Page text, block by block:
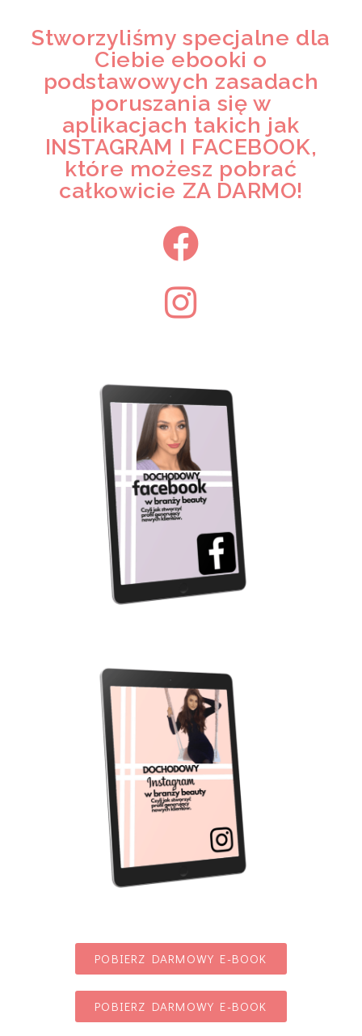
Stworzyliśmy specjalne dla
Ciebie ebooki o
podstawowych zasadach
poruszania się w
aplikacjach takich jak
INSTAGRAM I FACEBOOK,
które możesz pobrać
całkowicie ZA DARMO!
POBIERZ DARMOWY E-BOOK
POBIERZ DARMOWY E-BOOK